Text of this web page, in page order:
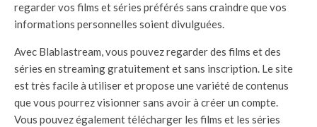
regarder vos films et séries préférés sans craindre que vos
informations personnelles soient divulguées.
Avec Blablastream, vous pouvez regarder des films et des
séries en streaming gratuitement et sans inscription. Le site
est très facile à utiliser et propose une variété de contenus
que vous pourrez visionner sans avoir à créer un compte.
Vous pouvez également télécharger les films et les séries